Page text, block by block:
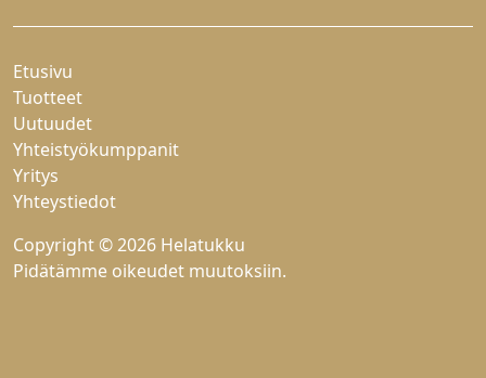
Etusivu
Tuotteet
Uutuudet
Yhteistyökumppanit
Yritys
Yhteystiedot
Copyright © 2026 Helatukku
Pidätämme oikeudet muutoksiin.